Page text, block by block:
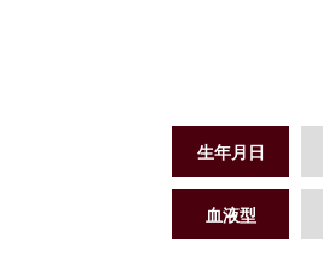
生年月日
血液型